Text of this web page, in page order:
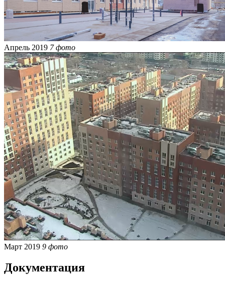
Апрель 2019 7 фото
Март 2019 9 фото
Документация